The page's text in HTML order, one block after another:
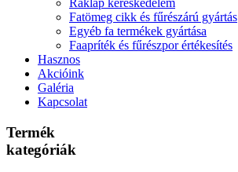
Fatömeg cikk és fűrészárú gyártás
Egyéb fa termékek gyártása
Faapríték és fűrészpor értékesítés
Hasznos
Akcióink
Galéria
Kapcsolat
Termék
kategóriák